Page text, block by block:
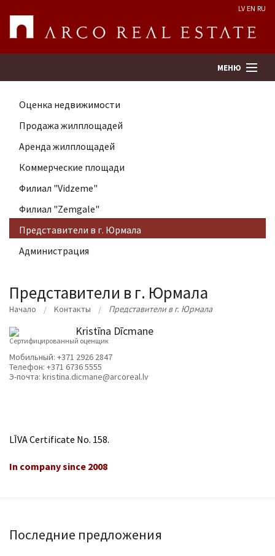
LV EN RU
МЕНЮ
Поиск
Оценка недвижимости
Предприятие
Услуги
Kонтакты
Оценка недвижимости
Продажа жилплощадей
Аренда жилплощадей
Коммерческие площади
Филиал "Vidzeme"
Филиал "Zemgale"
Представители в г. Юрмала
Администрация
Представители в г. Юрмала
Начало Kонтакты Представители в г. Юрмала
Kristīna Dīcmane
Сертифицированный оценщик
Мобильный: +371 2926 2847
Телефон: +371 6736 5555
Э-почта: kristina.dicmane@arcoreal.lv
LĪVA Certificate No. 158.
In company since 2008
Последние предложения